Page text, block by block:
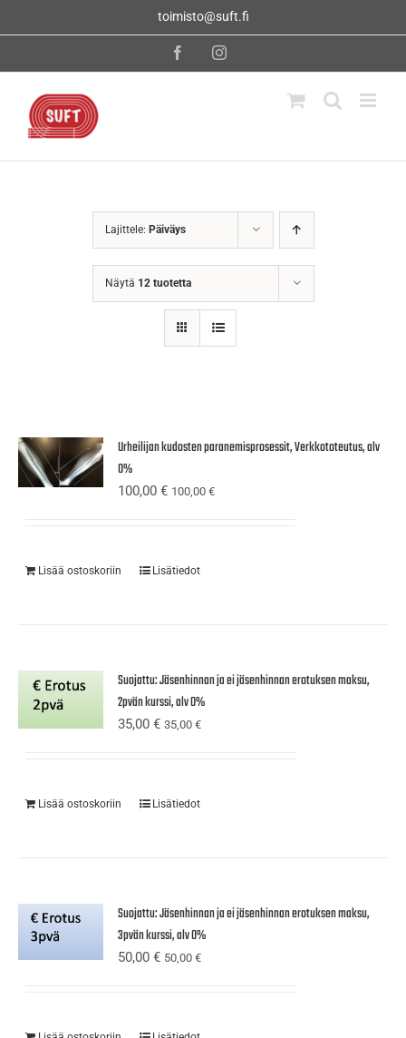
toimisto@suft.fi
FacebookInstagram
Lajittele: Päiväys
Näytä 12 tuotetta
Urheilijan kudosten paranemisprosessit, Verkkototeutus, alv
0%
100,00€ 100,00€
Lisää ostoskoriin Lisätiedot
Suojattu: Jäsenhinnan ja ei jäsenhinnan erotuksen maksu,
2pvän kurssi, alv 0%
35,00€ 35,00€
Lisää ostoskoriin Lisätiedot
Suojattu: Jäsenhinnan ja ei jäsenhinnan erotuksen maksu,
3pvän kurssi, alv 0%
50,00€ 50,00€